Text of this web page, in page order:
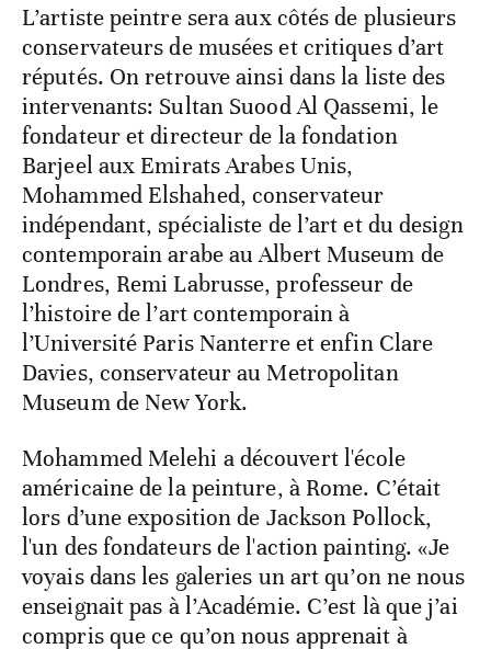
L’artiste peintre sera aux côtés de plusieurs
conservateurs de musées et critiques d’art
réputés. On retrouve ainsi dans la liste des
intervenants: Sultan Suood Al Qassemi, le
fondateur et directeur de la fondation
Barjeel aux Emirats Arabes Unis,
Mohammed Elshahed, conservateur
indépendant, spécialiste de l’art et du design
contemporain arabe au Albert Museum de
Londres, Remi Labrusse, professeur de
l’histoire de l’art contemporain à
l’Université Paris Nanterre et enfin Clare
Davies, conservateur au Metropolitan
Museum de New York.
Mohammed Melehi a découvert l'école
américaine de la peinture, à Rome. C’était
lors d’une exposition de Jackson Pollock,
l'un des fondateurs de l'action painting. «Je
voyais dans les galeries un art qu’on ne nous
enseignait pas à l’Académie. C’est là que j’ai
compris que ce qu’on nous apprenait à